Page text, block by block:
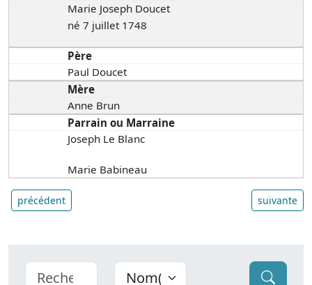
Marie Joseph Doucet
né 7 juillet 1748
Père
Paul Doucet
Mère
Anne Brun
Parrain ou Marraine
Joseph Le Blanc
Marie Babineau
précédent suivante